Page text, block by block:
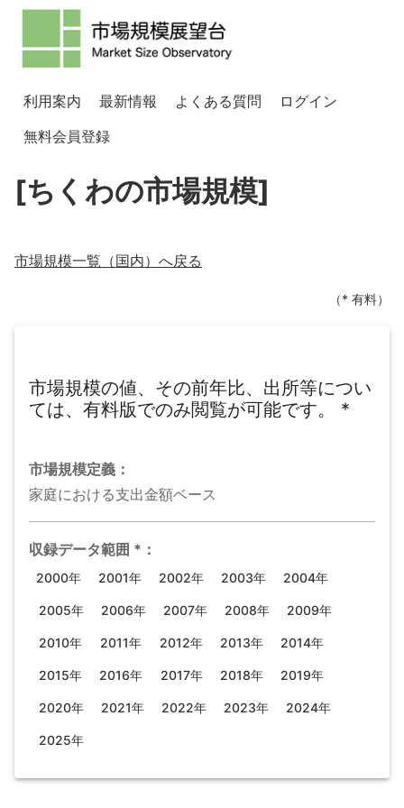
利用案内 最新情報 よくある質問
ログイン
無料会員登録
[ちくわの市場規模]
市場規模一覧（国内）へ戻る
（* 有料）
市場規模の値、その前年比、出所等につい
ては、有料版でのみ閲覧が可能です。
*
市場規模定義：
家庭における支出金額ベース
収録データ範囲 * ：
2000年 2001年 2002年 2003年 2004年
2005年 2006年 2007年 2008年 2009年
2010年 2011年 2012年 2013年 2014年
2015年 2016年 2017年 2018年 2019年
2020年 2021年 2022年 2023年 2024年
2025年